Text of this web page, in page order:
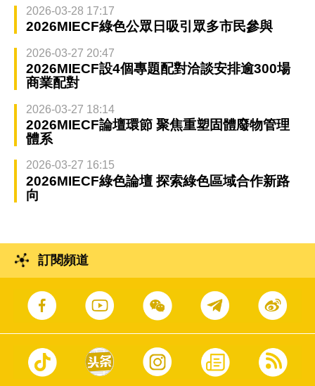
2026-03-28 17:17
2026MIECF綠色公眾日吸引眾多市民參與
2026-03-27 20:47
2026MIECF設4個專題配對洽談安排逾300場
商業配對
2026-03-27 18:14
2026MIECF論壇環節 聚焦重塑固體廢物管理
體系
2026-03-27 16:15
2026MIECF綠色論壇 探索綠色區域合作新路
向
訂閱頻道